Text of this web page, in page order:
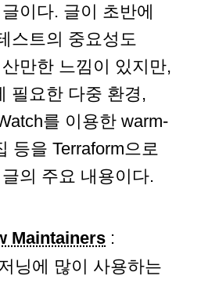
이다. 글이 초반에
스트의 중요성도
만한 느낌이 있지만,
필요한 다중 환경,
를 이용한 warm-
등을 Terraform으로
의 주요 내용이다.
Maintainers :
닝에 많이 사용하는